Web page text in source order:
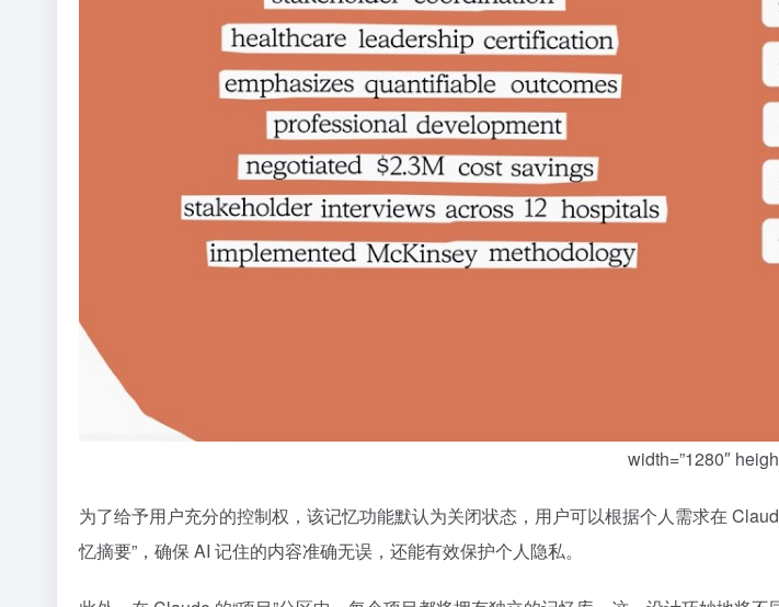
width=”1280″
为了给予用户充分的控制权，该记忆功能默认为关闭状态，用户可以根据个人需求在
忆摘要”，确保 AI 记住的内容准确无误，还能有效保护个人隐私。